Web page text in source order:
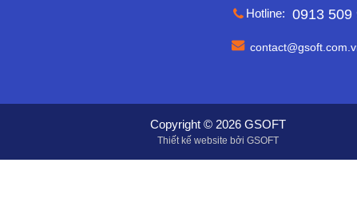
Hotline: 0913 509
Copyright © 2026 GSOFT
Thiết kế website bởi GSOFT